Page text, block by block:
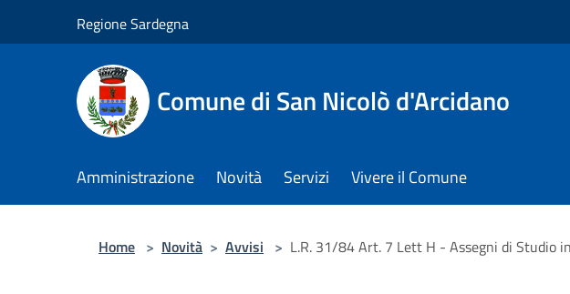
Regione Sardegna
Comune di San Nicolò d'Arcidano
Amministrazione Novità Servizi Vivere il Comune
Home > Novità > Avvisi > L.R. 31/84 Art. 7 Lett H - Assegni di Studio